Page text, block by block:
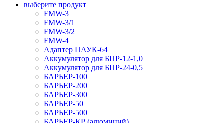
выберите продукт
FMW-3
FMW-3/1
FMW-3/2
FMW-4
Адаптер ПАУК-64
Аккумулятор для БПР-12-1,0
Аккумулятор для БПР-24-0,5
БАРЬЕР-100
БАРЬЕР-200
БАРЬЕР-300
БАРЬЕР-50
БАРЬЕР-500